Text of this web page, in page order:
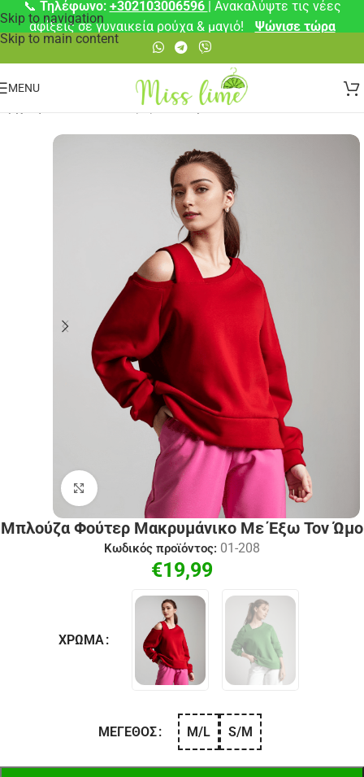
Skip to navigation
Skip to main content
📞 Τηλέφωνο: +302103006596 | Ανακαλύψτε τις νέες
αφίξεις σε γυναικεία ρούχα & μαγιό!
Ψώνισε τώρα
MENU
Μπλούζες /Φούτερ
Click to enlarge
Μπλούζα Φούτερ Μακρυμάνικο Με Έξω Τον Ώμο
Κωδικός προϊόντος: 01-208
€19,99
ΧΡΏΜΑ
ΜΈΓΕΘΟΣ M/L S/M